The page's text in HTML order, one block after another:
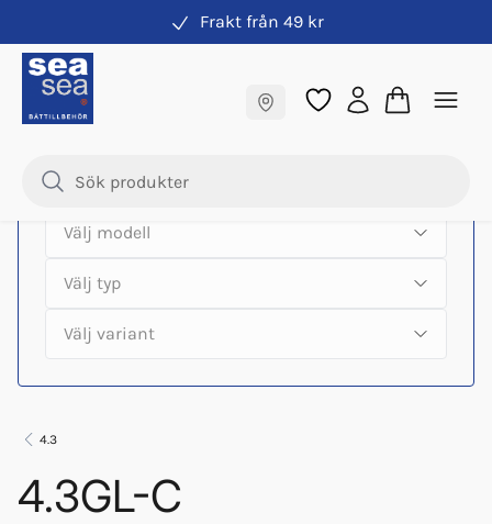
Frakt från 49 kr
Samma pris online & i butik
Hitta rätt produkter till din båtmotor
4.3
4.3GL-C